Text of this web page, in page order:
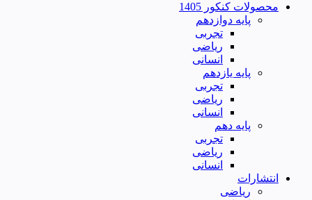
محصولات کنکور 1405
پایه دوازدهم
تجربی
ریاضی
انسانی
پایه یازدهم
تجربی
ریاضی
انسانی
پایه دهم
تجربی
ریاضی
انسانی
انتشارات
ریاضی